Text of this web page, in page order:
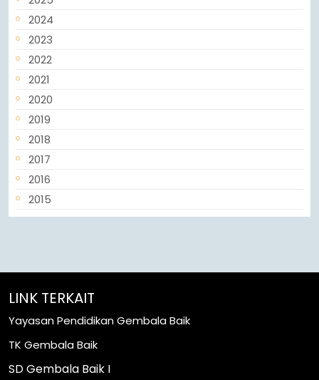
2024
2023
2022
2021
2020
2019
2018
2017
2016
2015
LINK TERKAIT
Yayasan Pendidikan Gembala Baik
TK Gembala Baik
SD Gembala Baik I